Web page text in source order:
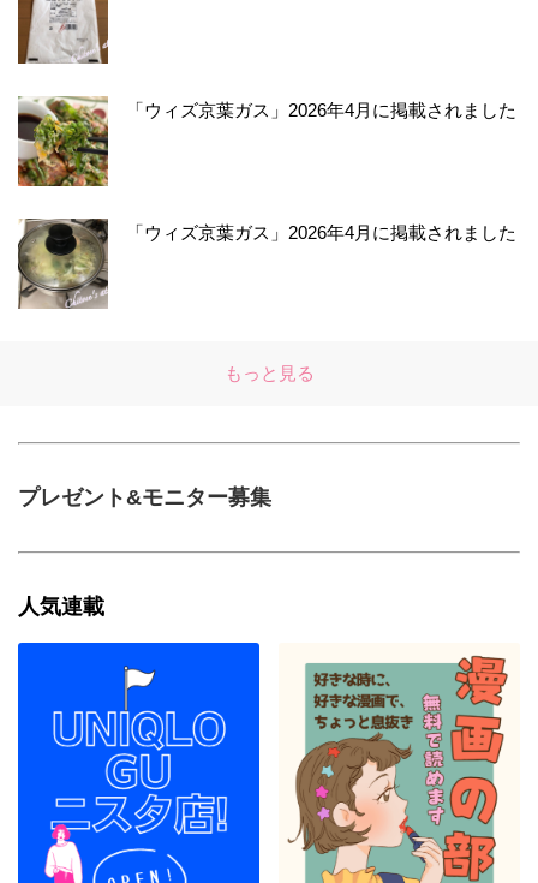
「ウィズ京葉ガス」2026年4月に掲載されました
「ウィズ京葉ガス」2026年4月に掲載されました
もっと見る
プレゼント&モニター募集
人気連載